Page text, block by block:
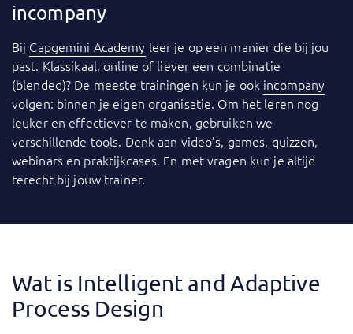
incompany
Bij Capgemini Academy leer je op een manier die bij jou
past. Klassikaal, online of liever een combinatie
(blended)? De meeste trainingen kun je ook incompany
volgen: binnen je eigen organisatie. Om het leren nog
leuker en effectiever te maken, gebruiken we
verschillende tools. Denk aan video’s, games, quizzen,
webinars en praktijkcases. En met vragen kun je altijd
terecht bij jouw trainer.
Wat is Intelligent and Adaptive
Process Design